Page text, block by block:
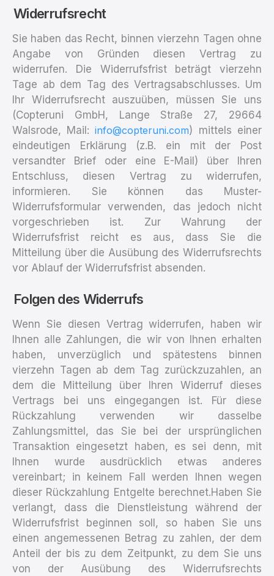
Widerrufsrecht
Sie haben das Recht, binnen vierzehn Tagen ohne
Angabe von Gründen diesen Vertrag zu
widerrufen. Die Widerrufsfrist beträgt vierzehn
Tage ab dem Tag des Vertragsabschlusses. Um
Ihr Widerrufsrecht auszuüben, müssen Sie uns
(Copteruni GmbH, Lange Straße 27, 29664
Walsrode, Mail: info@copteruni.com) mittels einer
eindeutigen Erklärung (z.B. ein mit der Post
versandter Brief oder eine E-Mail) über Ihren
Entschluss, diesen Vertrag zu widerrufen,
informieren. Sie können das Muster-
Widerrufsformular verwenden, das jedoch nicht
vorgeschrieben ist. Zur Wahrung der
Widerrufsfrist reicht es aus, dass Sie die
Mitteilung über die Ausübung des Widerrufsrechts
vor Ablauf der Widerrufsfrist absenden.
Folgen des Widerrufs
Wenn Sie diesen Vertrag widerrufen, haben wir
Ihnen alle Zahlungen, die wir von Ihnen erhalten
haben, unverzüglich und spätestens binnen
vierzehn Tagen ab dem Tag zurückzuzahlen, an
dem die Mitteilung über Ihren Widerruf dieses
Vertrags bei uns eingegangen ist. Für diese
Rückzahlung verwenden wir dasselbe
Zahlungsmittel, das Sie bei der ursprünglichen
Transaktion eingesetzt haben, es sei denn, mit
Ihnen wurde ausdrücklich etwas anderes
vereinbart; in keinem Fall werden Ihnen wegen
dieser Rückzahlung Entgelte berechnet.Haben Sie
verlangt, dass die Dienstleistung während der
Widerrufsfrist beginnen soll, so haben Sie uns
einen angemessenen Betrag zu zahlen, der dem
Anteil der bis zu dem Zeitpunkt, zu dem Sie uns
von der Ausübung des Widerrufsrechts